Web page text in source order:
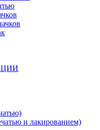
и лакированием)